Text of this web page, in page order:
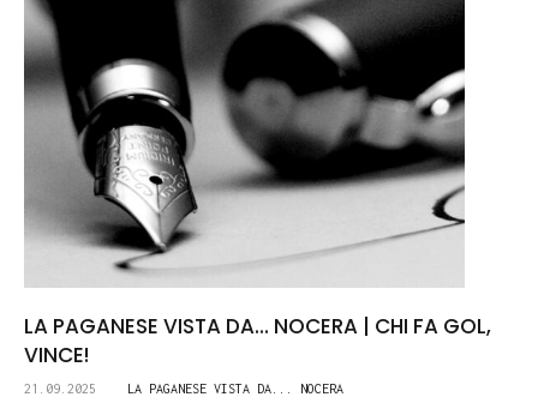
LA PAGANESE VISTA DA... NOCERA | CHI FA GOL,
VINCE!
21.09.2025 LA PAGANESE VISTA DA... NOCERA